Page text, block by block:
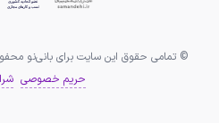
© تمامی حقوق این سایت برای بانی‌نو
حریم خصوصی